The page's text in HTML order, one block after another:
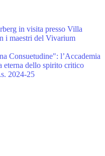
in visita presso Villa
i maestri del Vivarium
Consuetudine": l’Accademia
eterna dello spirito critico
2024-25